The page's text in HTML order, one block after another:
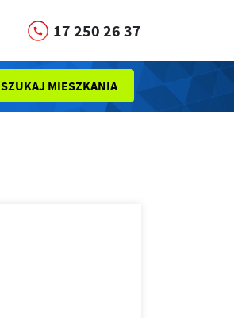
17 250 26 37
SZUKAJ MIESZKANIA